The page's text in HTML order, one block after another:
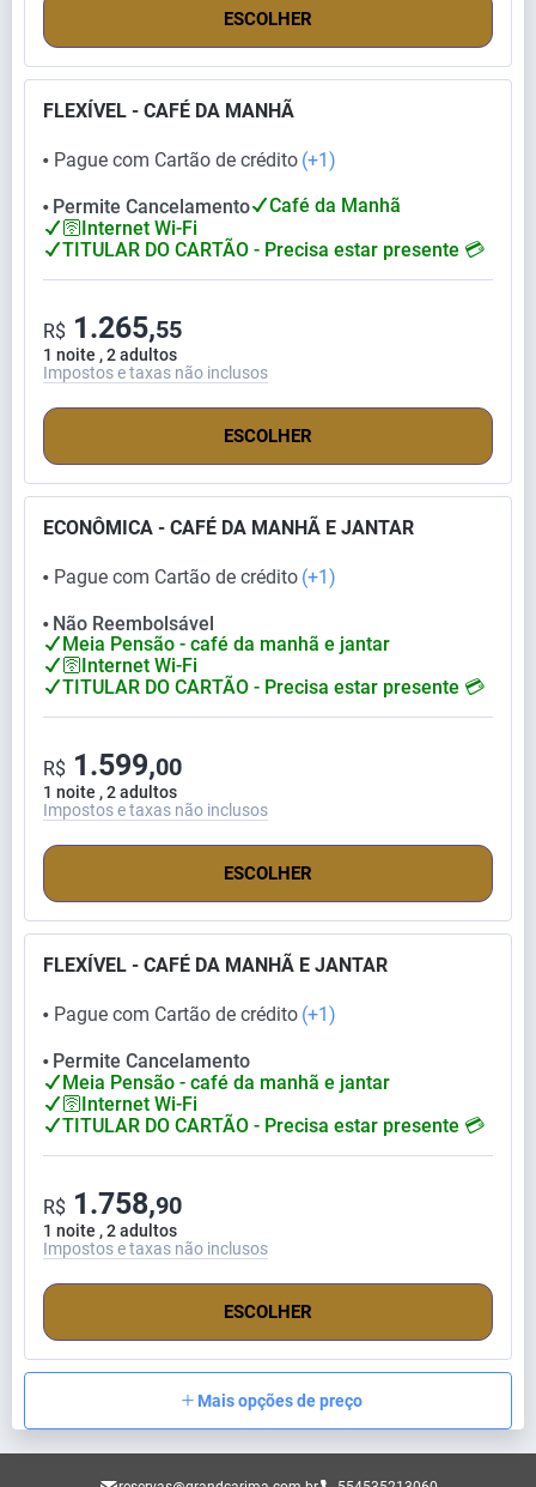
ESCOLHER
FLEXÍVEL - CAFÉ DA MANHÃ
⬤ Pague com Cartão de crédito (+1)
⬤ Permite Cancelamento
Café da Manhã
🛜Internet Wi-Fi
TITULAR DO CARTÃO - Precisa estar presente 💳
1 noite , 2 adultos
R$ 1.265,55
Impostos e taxas não inclusos
ESCOLHER
ECONÔMICA - CAFÉ DA MANHÃ E JANTAR
⬤ Pague com Cartão de crédito (+1)
⬤
Não Reembolsável
Meia Pensão - café da manhã e jantar
🛜Internet Wi-Fi
TITULAR DO CARTÃO - Precisa estar presente 💳
1 noite , 2 adultos
R$ 1.599,00
Impostos e taxas não inclusos
ESCOLHER
FLEXÍVEL - CAFÉ DA MANHÃ E JANTAR
⬤ Pague com Cartão de crédito (+1)
⬤
Permite Cancelamento
Meia Pensão - café da manhã e jantar
🛜Internet Wi-Fi
TITULAR DO CARTÃO - Precisa estar presente 💳
1 noite , 2 adultos
R$ 1.758,90
Impostos e taxas não inclusos
ESCOLHER
Mais opções de preço